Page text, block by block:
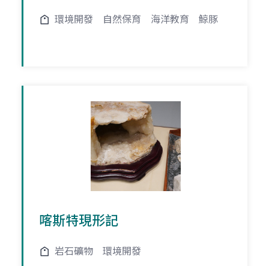
環境開發 自然保育 海洋教育 鯨豚
喀斯特現形記
岩石礦物 環境開發